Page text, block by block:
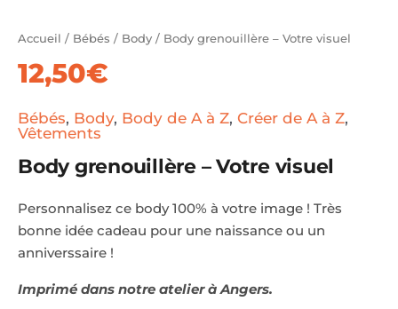
Accueil / Bébés / Body / Body grenouillère – Votre visuel
12,50€
Bébés, Body, Body de A à Z, Créer de A à Z,
Vêtements
Body grenouillère – Votre visuel
Personnalisez ce body 100% à votre image ! Très
bonne idée cadeau pour une naissance ou un
anniverssaire !
Imprimé dans notre atelier à Angers.